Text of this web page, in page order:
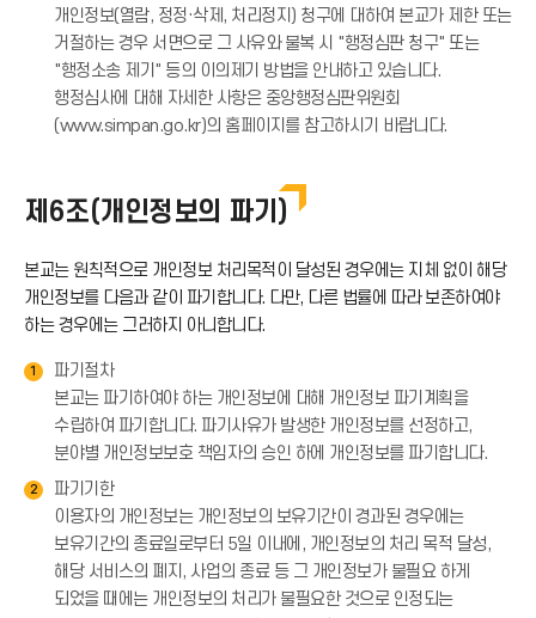
개인정보(열람, 정정·삭제, 처리정지) 청구에 대하여 본교가 제한 또는
거절하는 경우 서면으로 그 사유와 불복 시 "행정심판 청구" 또는
"행정소송 제기" 등의 이의제기 방법을 안내하고 있습니다.
행정심사에 대해 자세한 사항은 중앙행정심판위원회
(www.simpan.go.kr)의 홈페이지를 참고하시기 바랍니다.
제6조(개인정보의 파기)
본교는 원칙적으로 개인정보 처리목적이 달성된 경우에는 지체 없이 해당
개인정보를 다음과 같이 파기합니다. 다만, 다른 법률에 따라 보존하여야
하는 경우에는 그러하지 아니합니다.
1
파기절차
본교는 파기하여야 하는 개인정보에 대해 개인정보 파기계획을
수립하여 파기합니다. 파기사유가 발생한 개인정보를 선정하고,
분야별 개인정보보호 책임자의 승인 하에 개인정보를 파기합니다.
2
파기기한
이용자의 개인정보는 개인정보의 보유기간이 경과된 경우에는
보유기간의 종료일로부터 5일 이내에, 개인정보의 처리 목적 달성,
해당 서비스의 폐지, 사업의 종료 등 그 개인정보가 불필요 하게
되었을 때에는 개인정보의 처리가 불필요한 것으로 인정되는